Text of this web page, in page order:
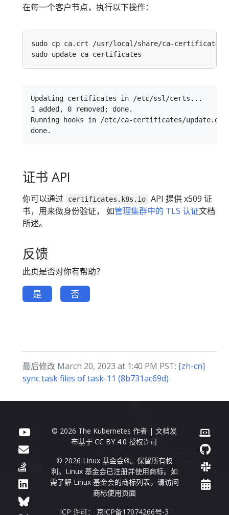
在每一个客户节点，执行以下操作：
Updating certificates in /etc/ssl/certs...
1 added, 0 removed; done.
Running hooks in /etc/ca-certificates/
证书 API
你可以通过 certificates.k8s.io
API 提供 x509 证
书，用来做身份验证， 如管理集群中的 TLS 认证文档
所述。
反馈
此页是否对你有帮助？
是 否
最后修改 March 20, 2023 at 1:40 PM PST: [zh-cn]
sync task files of task-11 (8b731ac69d)
© 2026 The Kubernetes 作者 | 文档发
布基于CC BY 4.0 授权许可
© 2026 Linux 基金会®。保留所有权
利。Linux 基金会已注册并使用商标。如
需了解 Linux 基金会的商标列表，请访问
商标使用页面
ICP 许可： 京ICP备17074266号-3